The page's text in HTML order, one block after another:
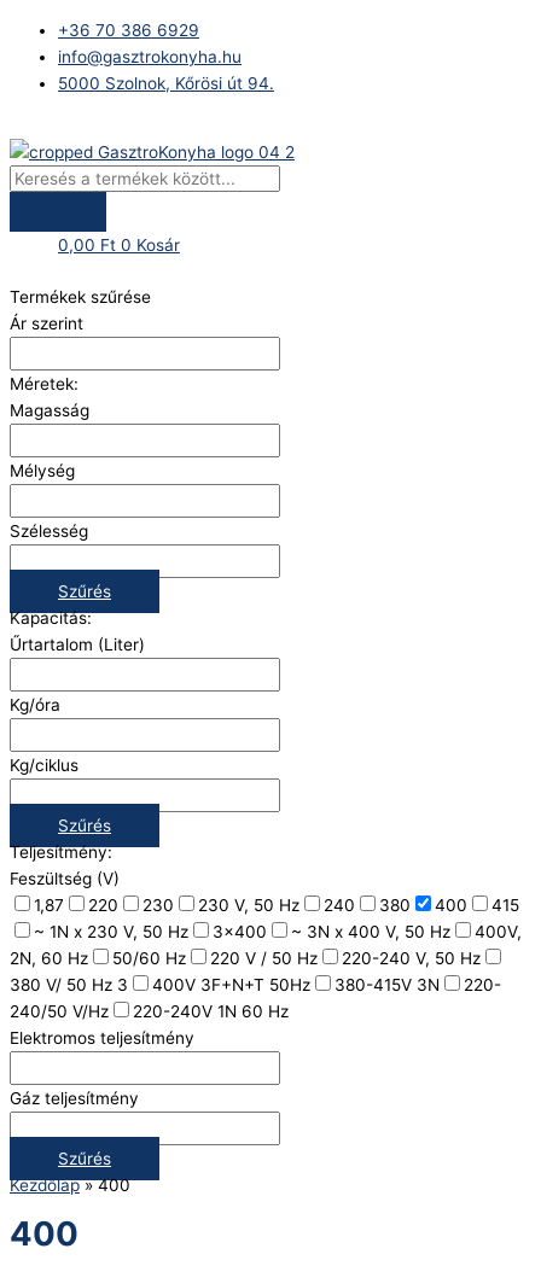
content
+36 70 386 6929
info@gasztrokonyha.hu
5000 Szolnok, Kőrösi út 94.
search
0,00 Ft 0 Kosár
Termékek szűrése
Ár szerint
Méretek:
Magasság
Mélység
Szélesség
Szűrés
Kapacitás:
Űrtartalom (Liter)
Kg/óra
Kg/ciklus
Szűrés
Teljesítmény:
Feszültség (V)
1,87
220 230 230 V, 50 Hz 240 380 400
415
~ 1N x 230 V, 50 Hz
3x400 ~ 3N x 400 V, 50 Hz
400V,
2N, 60 Hz
50/60 Hz 220 V / 50 Hz
220-240 V, 50 Hz
380 V/ 50 Hz 3
400V 3F+N+T 50Hz 380-415V 3N
220-
240/50 V/Hz
220-240V 1N 60 Hz
Elektromos teljesítmény
Gáz teljesítmény
Szűrés
Kezdőlap»400
400